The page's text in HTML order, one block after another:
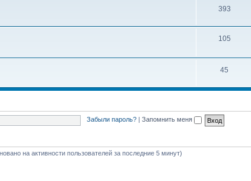
393
105
45
Забыли пароль? Запомнить меня
на активности пользователей за последние 5 минут)